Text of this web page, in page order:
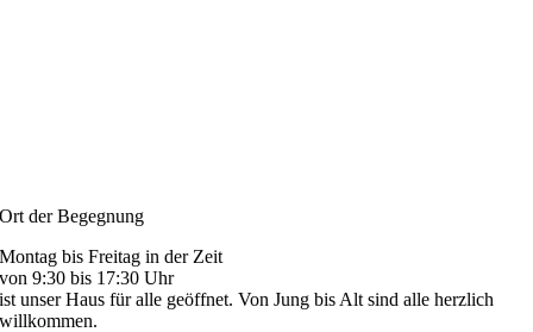
Ort der Begegnung
Montag bis Freitag in der Zeit
von 9:30 bis 17:30 Uhr
ist unser Haus für alle geöffnet. Von Jung bis Alt sind alle herzlich
willkommen.